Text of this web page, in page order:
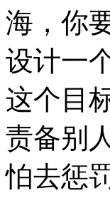
海，你
设计一
这个目
责备别
怕去惩